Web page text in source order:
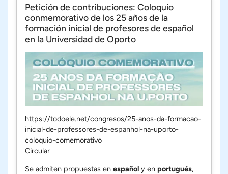
Petición de contribuciones: Coloquio
conmemorativo de los 25 años de la
formación inicial de profesores de español
en la Universidad de Oporto
https://todoele.net/congresos/25-anos-da-formacao-
inicial-de-professores-de-espanhol-na-uporto-
coloquio-comemorativo
Circular
Se admiten propuestas en español y en portugués,